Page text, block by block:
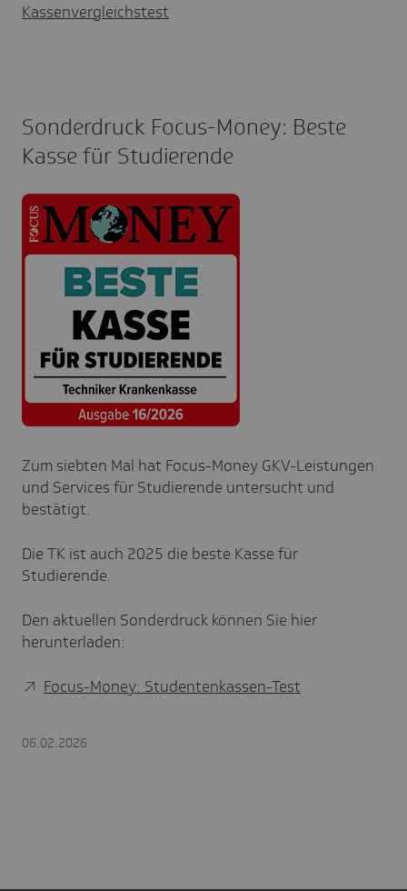
Kassenvergleichstest
Sonderdruck Focus-Money: Beste
Kasse für Studierende
Zum siebten Mal hat Focus-Money GKV-Leistungen
und Services für Studierende untersucht und
bestätigt.
Die TK ist auch 2025 die beste Kasse für
Studierende.
Den aktuellen Sonderdruck können Sie hier
herunterladen:
Focus-Money: Studentenkassen-Test
06.02.2026